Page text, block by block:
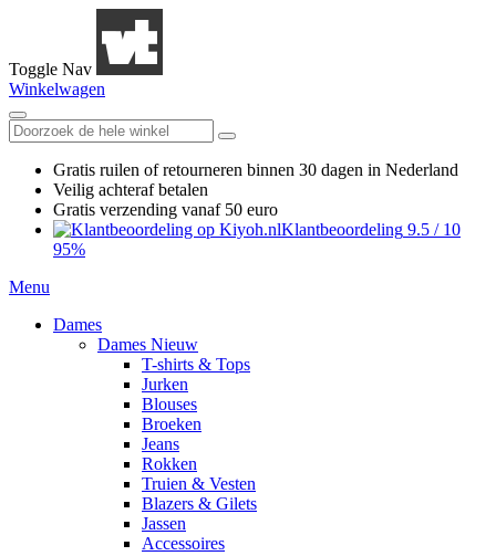
Toggle Nav
Winkelwagen
Gratis ruilen of retourneren binnen 30 dagen in Nederland
Veilig achteraf betalen
Gratis verzending vanaf 50 euro
Klantbeoordeling 9.5 / 10
95%
Menu
Dames
Dames Nieuw
T-shirts & Tops
Jurken
Blouses
Broeken
Jeans
Rokken
Truien & Vesten
Blazers & Gilets
Jassen
Accessoires